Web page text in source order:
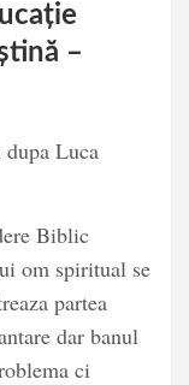
–
dupa Luca
Biblic
om spiritual se
partea
dar banul
ci